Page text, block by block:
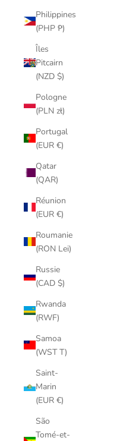
Philippines
(PHP ₱)
Îles
Pitcairn
(NZD $)
Pologne
(PLN zł)
Portugal
(EUR €)
Qatar
(QAR)
Réunion
(EUR €)
Roumanie
(RON Lei)
Russie
(CAD $)
Rwanda
(RWF)
Samoa
(WST T)
Saint-
Marin
(EUR €)
São
Tomé-et-